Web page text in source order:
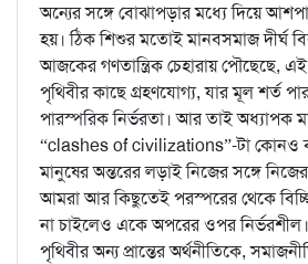
অন্যের সঙ্গে বোঝাপড়ার মধ্যে দিয়ে
হয়। ঠিক শিশুর মতোই মানবসমাজ দীর্ঘ
আজকের গণতান্ত্রিক চেহারায় পৌছেছে,
পৃথিবীর কাছে গ্রহণযোগ্য, যার মূল শর্ত
পারস্পরিক নির্ভরতা। আর তাই অধ্যাপক
“clashes of civilizations”-টা কোনও
মানুষের অন্তরের লড়াই নিজের সঙ্গে
আমরা আর কিছুতেই পরস্পরের থেকে
না চাইলেও একে অপরের ওপর
পৃথিবীর অন্য প্রান্তের অর্থনীতিকে,